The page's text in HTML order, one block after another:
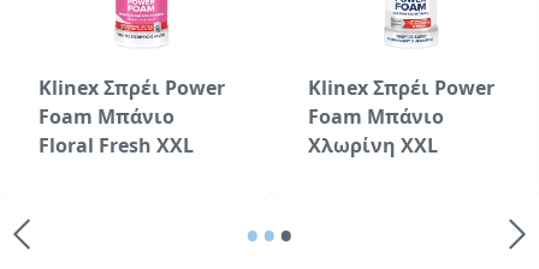
Klinex Σπρέι Power
Foam Μπάνιο
Floral Fresh XXL
Klinex Σπρέι Power
Foam Μπάνιο
Χλωρίνη XXL
•••